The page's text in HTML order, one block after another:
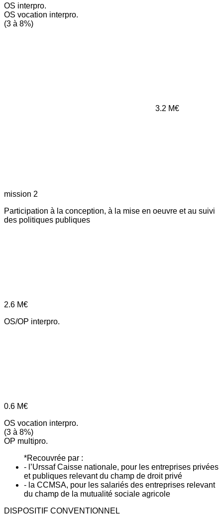
OS interpro.
OS vocation interpro.
(3 à 8%)
3.2 M€
mission 2
Participation à la conception, à la mise en oeuvre et au suivi
des politiques publiques
2.6 M€
OS/OP interpro.
0.6 M€
OS vocation interpro.
(3 à 8%)
OP multipro.
*Recouvrée par :
- l’Urssaf Caisse nationale, pour les entreprises privées
et publiques relevant du champ de droit privé
- la CCMSA, pour les salariés des entreprises relevant
du champ de la mutualité sociale agricole
DISPOSITIF CONVENTIONNEL